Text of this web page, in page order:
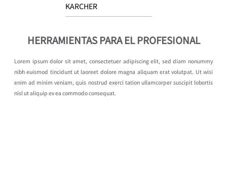
KARCHER
HERRAMIENTAS PARA EL PROFESIONAL
Lorem ipsum dolor sit amet, consectetuer adipiscing elit, sed diam nonummy
nibh euismod tincidunt ut laoreet dolore magna aliquam erat volutpat. Ut wisi
enim ad minim veniam, quis nostrud exerci tation ullamcorper suscipit lobortis
nisl ut aliquip ex ea commodo consequat.